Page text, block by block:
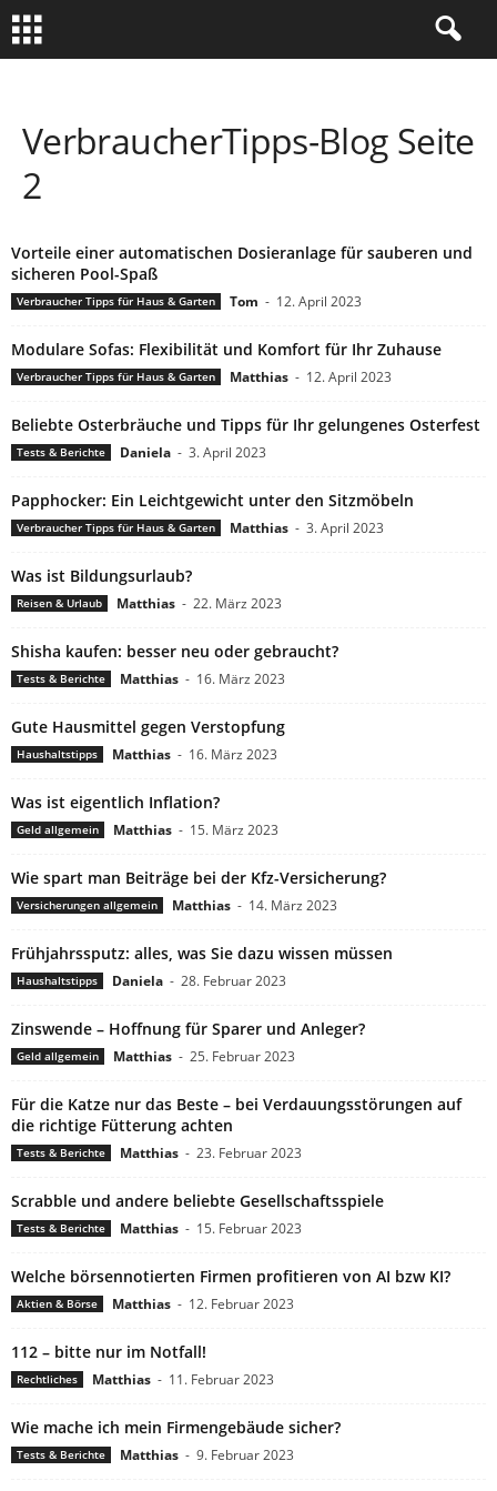
VerbraucherTipps-Blog Seite
2
Vorteile einer automatischen Dosieranlage für sauberen und
sicheren Pool-Spaß
Verbraucher Tipps für Haus & Garten Tom - 12. April 2023
Modulare Sofas: Flexibilität und Komfort für Ihr Zuhause
Verbraucher Tipps für Haus & Garten Matthias - 12. April 2023
Beliebte Osterbräuche und Tipps für Ihr gelungenes Osterfest
Tests & Berichte Daniela - 3. April 2023
Papphocker: Ein Leichtgewicht unter den Sitzmöbeln
Verbraucher Tipps für Haus & Garten Matthias - 3. April 2023
Was ist Bildungsurlaub?
Reisen & Urlaub Matthias - 22. März 2023
Shisha kaufen: besser neu oder gebraucht?
Tests & Berichte Matthias - 16. März 2023
Gute Hausmittel gegen Verstopfung
Haushaltstipps Matthias - 16. März 2023
Was ist eigentlich Inflation?
Geld allgemein Matthias - 15. März 2023
Wie spart man Beiträge bei der Kfz-Versicherung?
Versicherungen allgemein Matthias - 14. März 2023
Frühjahrssputz: alles, was Sie dazu wissen müssen
Haushaltstipps Daniela - 28. Februar 2023
Zinswende – Hoffnung für Sparer und Anleger?
Geld allgemein Matthias - 25. Februar 2023
Für die Katze nur das Beste – bei Verdauungsstörungen auf
die richtige Fütterung achten
Tests & Berichte Matthias - 23. Februar 2023
Scrabble und andere beliebte Gesellschaftsspiele
Tests & Berichte Matthias - 15. Februar 2023
Welche börsennotierten Firmen profitieren von AI bzw KI?
Aktien & Börse Matthias - 12. Februar 2023
112 – bitte nur im Notfall!
Rechtliches Matthias - 11. Februar 2023
Wie mache ich mein Firmengebäude sicher?
Tests & Berichte Matthias - 9. Februar 2023